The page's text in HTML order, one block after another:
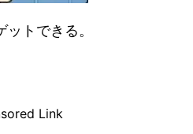
トできる。
Link